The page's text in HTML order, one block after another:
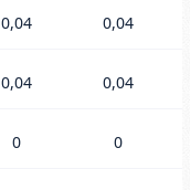
0,04 0,04
0,04 0,04
0 0